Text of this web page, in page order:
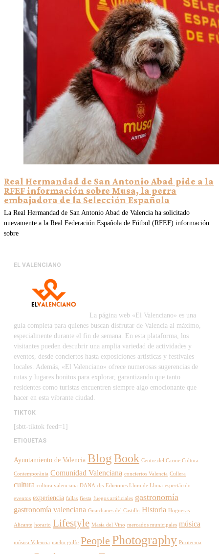
Real Hermandad de San Antonio Abad pide a la
RFEF información sobre Musa, la perra
embajadora de la Selección Española
La Real Hermandad de San Antonio Abad de Valencia ha solicitado
nuevamente a la Real Federación Española de Fútbol (RFEF) información
sobre
EL VALENCIANO
La página web «El Valenciano» es una
guía completa para quienes buscan disfrutar de Valencia al máximo,
especialmente durante el fin de semana. En esta plataforma, los
visitantes pueden descubrir una amplia variedad de actividades y
eventos, desde conciertos hasta exposiciones artísticas y festivales
locales. Además, «El Valenciano» ofrece numerosas sugerencias de
rutas y lugares bonitos para explorar, garantizando que tanto
residentes como turistas encuentren siempre algo emocionante que
hacer en esta vibrante ciudad.
TIKTOK
[sbtt-tiktok feed=1]
ETIQUETAS
Ayuntamiento de Valencia BlogBook Centre del Carme Cultura
Contemporània Comunidad Valenciana conciertos Valencia Cullera
cultura cultura valenciana DANA djs Ediciones Llum de Lluna espectáculo
eventos experiencia fallas fiesta fuegos artificiales gastronomía
gastronomía valenciana Guardianes del Castillo Historia Hogueras
Alicante horario Lifestyle Masía del Vino mercados municipales música
música Valencia nacho golfe People Photography Pirotecnia